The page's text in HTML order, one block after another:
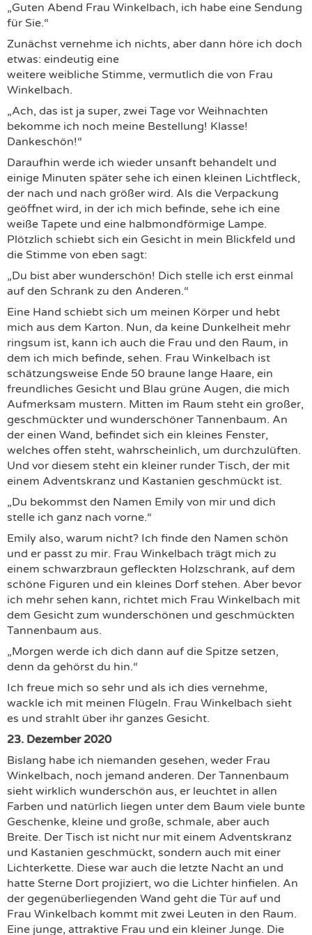
„Guten Abend Frau Winkelbach, ich habe eine Sendung
für Sie.“
Zunächst vernehme ich nichts, aber dann höre ich doch
etwas: eindeutig eine
weitere weibliche Stimme, vermutlich die von Frau
Winkelbach.
„Ach, das ist ja super, zwei Tage vor Weihnachten
bekomme ich noch meine Bestellung! Klasse!
Dankeschön!“
Daraufhin werde ich wieder unsanft behandelt und
einige Minuten später sehe ich einen kleinen Lichtfleck,
der nach und nach größer wird. Als die Verpackung
geöffnet wird, in der ich mich befinde, sehe ich eine
weiße Tapete und eine halbmondförmige Lampe.
Plötzlich schiebt sich ein Gesicht in mein Blickfeld und
die Stimme von eben sagt:
„Du bist aber wunderschön! Dich stelle ich erst einmal
auf den Schrank zu den Anderen.“
Eine Hand schiebt sich um meinen Körper und hebt
mich aus dem Karton. Nun, da keine Dunkelheit mehr
ringsum ist, kann ich auch die Frau und den Raum, in
dem ich mich befinde, sehen. Frau Winkelbach ist
schätzungsweise Ende 50 braune lange Haare, ein
freundliches Gesicht und Blau grüne Augen, die mich
Aufmerksam mustern. Mitten im Raum steht ein großer,
geschmückter und wunderschöner Tannenbaum. An
der einen Wand, befindet sich ein kleines Fenster,
welches offen steht, wahrscheinlich, um durchzulüften.
Und vor diesem steht ein kleiner runder Tisch, der mit
einem Adventskranz und Kastanien geschmückt ist.
„Du bekommst den Namen Emily von mir und dich
stelle ich ganz nach vorne.“
Emily also, warum nicht? Ich finde den Namen schön
und er passt zu mir. Frau Winkelbach trägt mich zu
einem schwarzbraun gefleckten Holzschrank, auf dem
schöne Figuren und ein kleines Dorf stehen. Aber bevor
ich mehr sehen kann, richtet mich Frau Winkelbach mit
dem Gesicht zum wunderschönen und geschmückten
Tannenbaum aus.
„Morgen werde ich dich dann auf die Spitze setzen,
denn da gehörst du hin.“
Ich freue mich so sehr und als ich dies vernehme,
wackle ich mit meinen Flügeln. Frau Winkelbach sieht
es und strahlt über ihr ganzes Gesicht.
23. Dezember 2020
Bislang habe ich niemanden gesehen, weder Frau
Winkelbach, noch jemand anderen. Der Tannenbaum
sieht wirklich wunderschön aus, er leuchtet in allen
Farben und natürlich liegen unter dem Baum viele bunte
Geschenke, kleine und große, schmale, aber auch
Breite. Der Tisch ist nicht nur mit einem Adventskranz
und Kastanien geschmückt, sondern auch mit einer
Lichterkette. Diese war auch die letzte Nacht an und
hatte Sterne Dort projiziert, wo die Lichter hinfielen. An
der gegenüberliegenden Wand geht die Tür auf und
Frau Winkelbach kommt mit zwei Leuten in den Raum.
Eine junge, attraktive Frau und ein kleiner Junge. Die